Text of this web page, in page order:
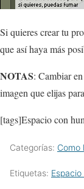
Si quieres crear tu
que así haya más
NOTAS: Cambiar
imagen que elijas
[tags]Espacio con
Categorías: Como
Etiquetas: